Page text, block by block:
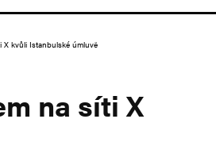
X kvůli Istanbulské úmluvě
na síti X